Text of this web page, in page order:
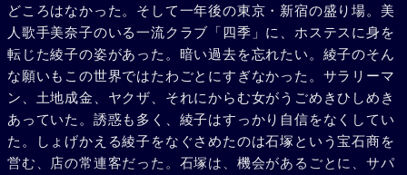
どころはなかった。そして一年後の東京・新宿の盛り場。美
人歌手美奈子のいる一流クラブ「四季」に、ホステスに身を
転じた綾子の姿があった。暗い過去を忘れたい。綾子のそん
な願いもこの世界ではたわごとにすぎなかった。サラリーマ
ン、土地成金、ヤクザ、それにからむ女がうごめきひしめき
あっていた。誘惑も多く、綾子はすっかり自信をなくしてい
た。しょげかえる綾子をなぐさめたのは石塚という宝石商を
営む、店の常連客だった。石塚は、機会があるごとに、サパ